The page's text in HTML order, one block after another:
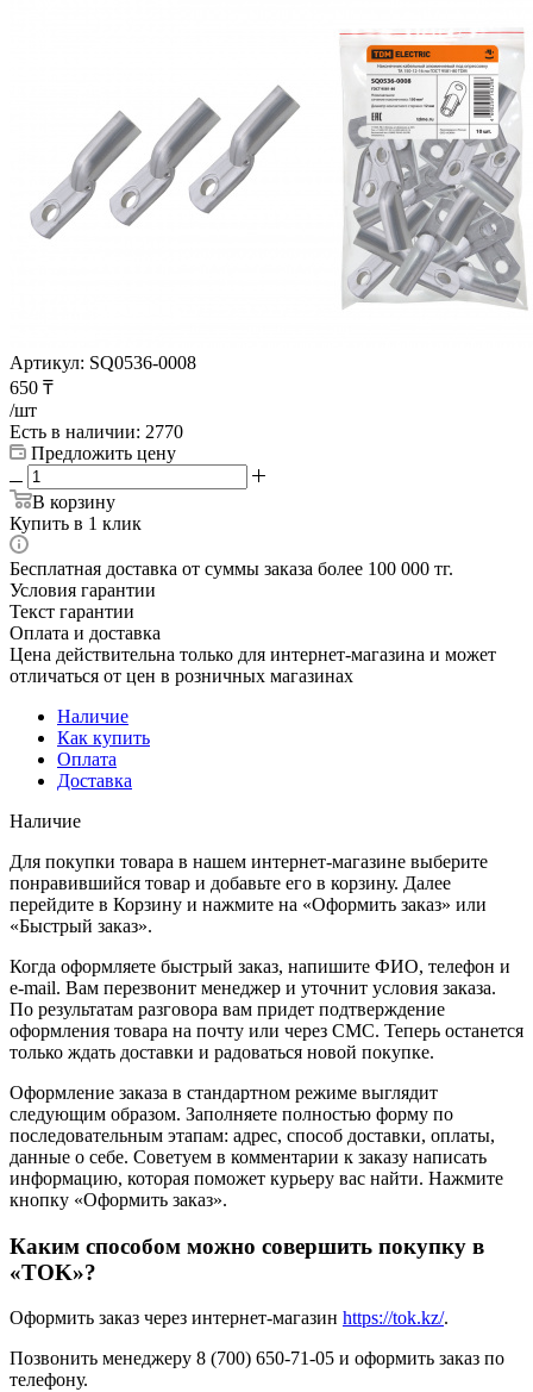
Артикул: SQ0536-0008
650 ₸
/шт
Есть в наличии: 2770
Предложить цену
В корзину
Купить в 1 клик
Бесплатная доставка от суммы заказа более 100 000 тг.
Условия гарантии
Текст гарантии
Оплата и доставка
Цена действительна только для интернет-магазина и может
отличаться от цен в розничных магазинах
Наличие
Как купить
Оплата
Доставка
Наличие
Для покупки товара в нашем интернет-магазине выберите
понравившийся товар и добавьте его в корзину. Далее
перейдите в Корзину и нажмите на «Оформить заказ» или
«Быстрый заказ».
Когда оформляете быстрый заказ, напишите ФИО, телефон и
e-mail. Вам перезвонит менеджер и уточнит условия заказа.
По результатам разговора вам придет подтверждение
оформления товара на почту или через СМС. Теперь останется
только ждать доставки и радоваться новой покупке.
Оформление заказа в стандартном режиме выглядит
следующим образом. Заполняете полностью форму по
последовательным этапам: адрес, способ доставки, оплаты,
данные о себе. Советуем в комментарии к заказу написать
информацию, которая поможет курьеру вас найти. Нажмите
кнопку «Оформить заказ».
Каким способом можно совершить покупку в
«TOK»?
Оформить заказ через интернет-магазин https://tok.kz/.
Позвонить менеджеру 8 (700) 650-71-05 и оформить заказ по
телефону.